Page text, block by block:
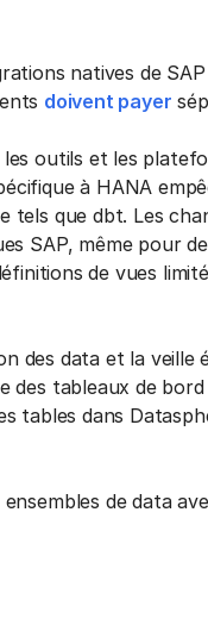
natives de
doivent payer
outils et les
à HANA
que dbt. Les
SAP, même pour
de vues
des data et la veille
des tableaux de
tables dans
de data